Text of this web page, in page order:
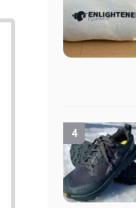
4